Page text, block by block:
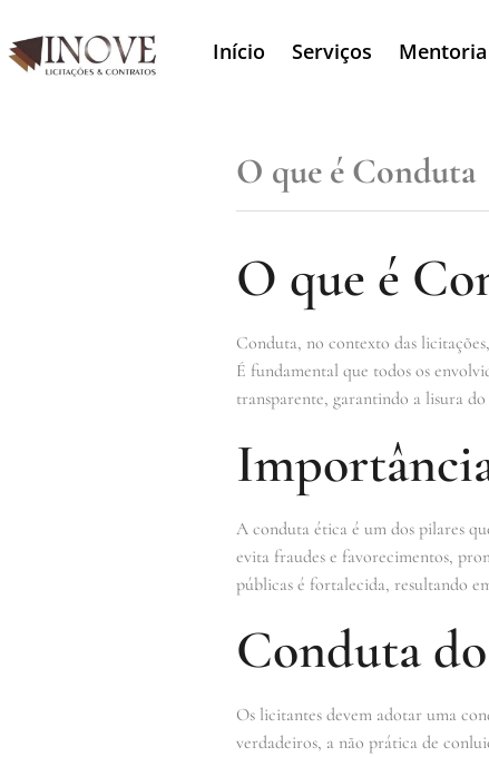
Início Serviços Mentoria
O que é Conduta
O que é
Conduta, no contexto das
É fundamental que todos os
transparente, garantindo a lisura
A conduta ética é um dos pilares
evita fraudes e favorecimentos,
públicas é fortalecida, resultando
Conduta
Os licitantes devem adotar uma
verdadeiros, a não prática de